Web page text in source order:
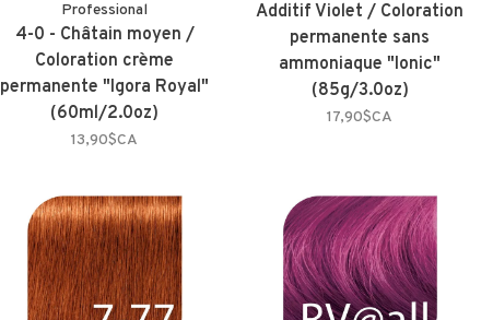
Professional
4-0 - Châtain moyen /
Coloration crème
permanente "Igora Royal"
(60ml/2.0oz)
13,90$CA
Additif Violet / Coloration
permanente sans
ammoniaque "Ionic"
(85g/3.0oz)
17,90$CA